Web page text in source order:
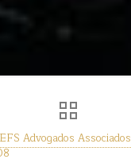
EFS Advogados Associados